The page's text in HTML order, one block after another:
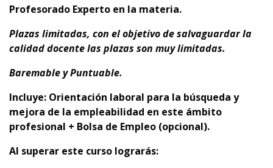
Profesorado Experto en la materia.
Plazas limitadas, con el objetivo de salvaguardar la
calidad docente las plazas son muy limitadas.
Baremable y Puntuable.
Incluye: Orientación laboral para la búsqueda y
mejora de la empleabilidad en este ámbito
profesional + Bolsa de Empleo (opcional).
Al superar este curso lograrás: